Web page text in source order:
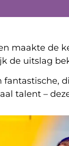
maakte de
de uitslag
talent –